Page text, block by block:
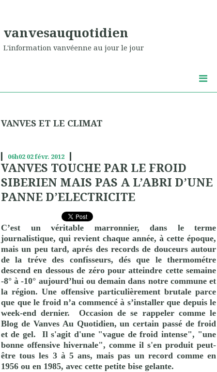
vanvesauquotidien
L'information vanvéenne au jour le jour
VANVES ET LE CLIMAT
06h02 02févr. 2012
VANVES TOUCHE PAR LE FROID
SIBERIEN MAIS PAS A L’ABRI D’UNE
PANNE D’ELECTRICITE
C’est un véritable marronnier, dans le terme
journalistique, qui revient chaque année, à cette époque,
mais un peu tard, aprés des records de douceurs autour
de la tréve des confisseurs, dés que le thermométre
descend en dessous de zéro pour atteindre cette semaine
-8° à -10° aujourd’hui ou demain dans notre commune et
la région. Une offensive particulièrement brutale parce
que que le froid n’a commencé à s’installer que depuis le
week-end dernier.
Occasion de se rappeler comme le
Blog de Vanves Au Quotidien, un certain passé de froid
et de gel. Il s'agit d'une "vague de froid intense", "une
bonne offensive hivernale", comme il s'en produit peut-
être tous les 3 à 5 ans, mais pas un record comme en
1956 ou en 1985, avec cette petite bise gelante.